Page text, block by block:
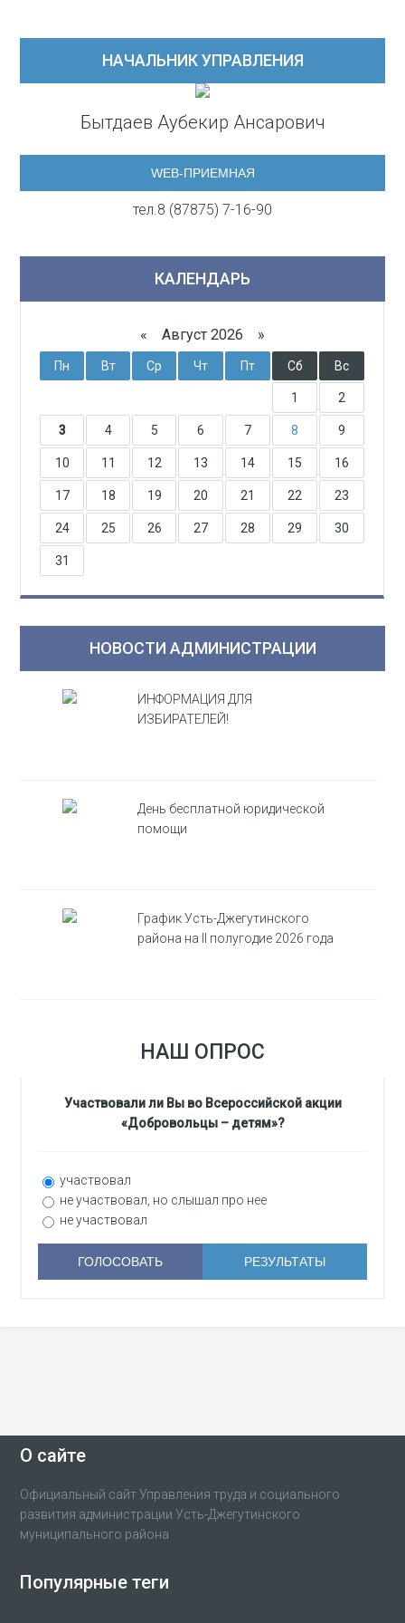
НАЧАЛЬНИК УПРАВЛЕНИЯ
Бытдаев Аубекир Ансарович
WEB-ПРИЕМНАЯ
тел.8 (87875) 7-16-90
КАЛЕНДАРЬ
« Август 2026 »
Пн Вт Ср Чт Пт Сб Вс
1 2
3 4 5 6 7 8 9
10 11 12 13 14 15 16
17 18 19 20 21 22 23
24 25 26 27 28 29 30
31
НОВОСТИ АДМИНИСТРАЦИИ
ИНФОРМАЦИЯ ДЛЯ
ИЗБИРАТЕЛЕЙ!
День бесплатной юридической
помощи
График Усть-Джегутинского
района на II полугодие 2026 года
НАШ ОПРОС
Участвовали ли Вы во Всероссийской акции
«Добровольцы – детям»?
участвовал
не участвовал, но слышал про нее
не участвовал
О сайте
Официальный сайт Управления труда и социального
развития администрации Усть-Джегутинского
муниципального района
Популярные теги